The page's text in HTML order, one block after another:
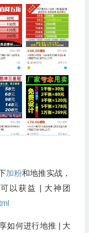
加粉和地推实战，
以获益 | 大神团
如何进行地推 | 大